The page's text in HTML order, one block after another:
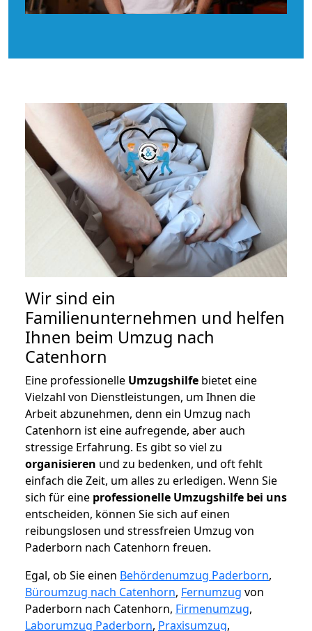
Wir sind ein
Familienunternehmen und helfen
Ihnen beim Umzug nach
Catenhorn
Eine professionelle Umzugshilfe bietet eine
Vielzahl von Dienstleistungen, um Ihnen die
Arbeit abzunehmen, denn ein Umzug nach
Catenhorn ist eine aufregende, aber auch
stressige Erfahrung. Es gibt so viel zu
organisieren und zu bedenken, und oft fehlt
einfach die Zeit, um alles zu erledigen. Wenn Sie
sich für eine professionelle Umzugshilfe bei uns
entscheiden, können Sie sich auf einen
reibungslosen und stressfreien Umzug von
Paderborn nach Catenhorn freuen.
Egal, ob Sie einen Behördenumzug Paderborn,
Büroumzug nach Catenhorn, Fernumzug von
Paderborn nach Catenhorn, Firmenumzug,
Laborumzug Paderborn, Praxisumzug,